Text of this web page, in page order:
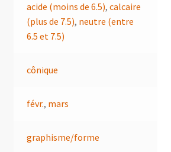
acide (moins de 6.5),calcaire
(plus de 7.5), neutre (entre
6.5 et 7.5)
cônique
févr., mars
graphisme/forme